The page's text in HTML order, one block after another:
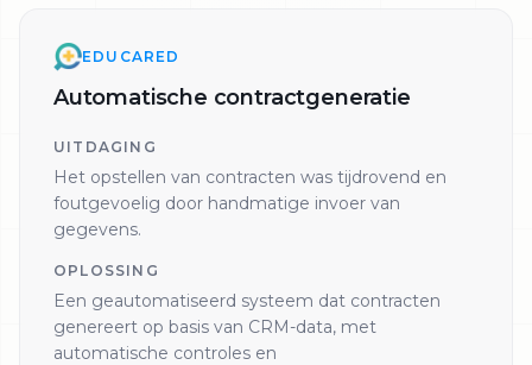
EDUCARED
Automatische contractgeneratie
UITDAGING
Het opstellen van contracten was tijdrovend en
foutgevoelig door handmatige invoer van
gegevens.
OPLOSSING
Een geautomatiseerd systeem dat contracten
genereert op basis van CRM-data, met
automatische controles en